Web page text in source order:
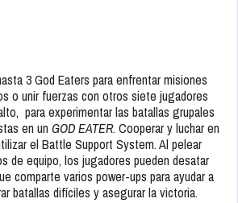
3 God Eaters para enfrentar misiones
o unir fuerzas con otros siete jugadores
para experimentar las batallas grupales
en un GOD EATER. Cooperar y luchar en
el Battle Support System. Al pelear
de equipo, los jugadores pueden desatar
comparte varios power-ups para ayudar a
batallas difíciles y asegurar la victoria.